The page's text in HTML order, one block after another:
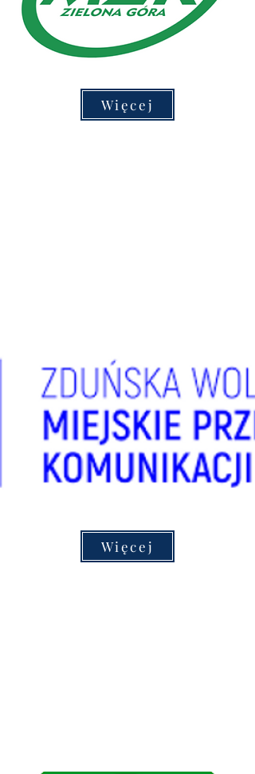
Więcej
Więcej